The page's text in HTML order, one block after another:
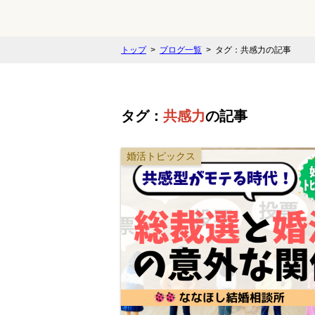
トップ ブログ一覧 タグ：共感力の記事
タグ： 共感力の記事
婚活トピックス